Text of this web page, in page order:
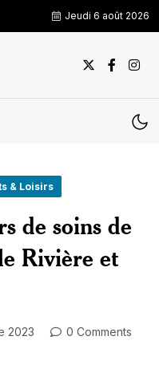
Jeudi 6 août 2026
& Loisirs
de soins de
Rivière et
2023
0 Comments